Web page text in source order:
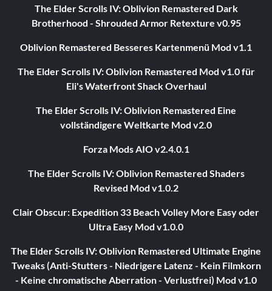
The Elder Scrolls IV: Oblivion Remastered Dark
Brotherhood - Shrouded Armor Retexture v0.95
Oblivion Remastered Besseres Kartenmenü Mod v1.1
The Elder Scrolls IV: Oblivion Remastered Mod v1.0 für
Eli's Waterfront Shack Overhaul
The Elder Scrolls IV: Oblivion Remastered Eine
vollständigere Weltkarte Mod v2.0
Forza Mods AIO v2.4.0.1
The Elder Scrolls IV: Oblivion Remastered Shaders
Revised Mod v1.0.2
Clair Obscur: Expedition 33 Beach Volley More Easy oder
Ultra Easy Mod v1.0.0
The Elder Scrolls IV: Oblivion Remastered Ultimate Engine
Tweaks (Anti-Stutters - Niedrigere Latenz - Kein Filmkorn
- Keine chromatische Aberration - Verlustfrei) Mod v1.0